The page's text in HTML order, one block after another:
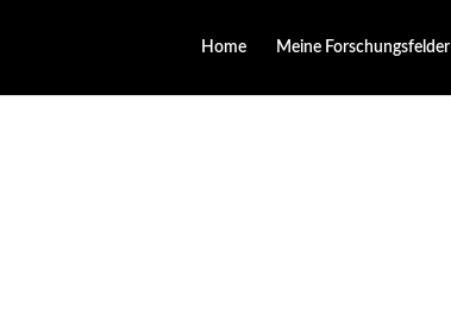
Home Meine Forschungsfelder